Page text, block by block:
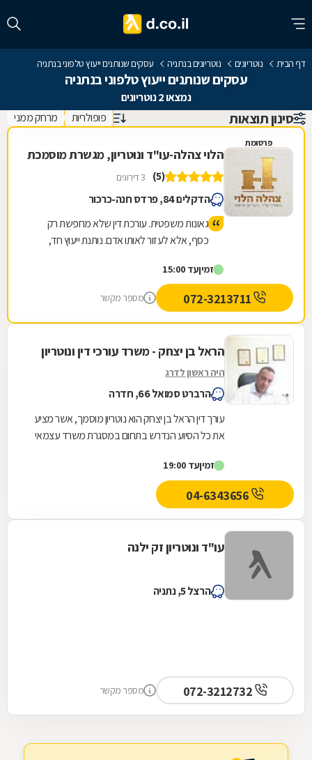
דף הבית נוטריונים נוטריונים בנתניה עסקים שנותנים ייעוץ טלפוני בנתניה
עסקים שנותנים ייעוץ טלפוני בנתניה
נמצאו 2 נוטריונים
סינון תוצאות פופולריות מרחק ממני
פרסומת
הלוי צהלה-עו"ד ונוטריון, מגשרת מוסמכת
(5) 3 דירוגים
הדקלים 84, פרדס חנה-כרכור
גאונות משפטית. עורכת דין שלא מחפשת רק
כסף, אלא לעזור לאותו אדם. נותנת ייעוץ חד,
ממליצה בחום ! אין כמוה :)
זמיןעד 15:00
מספר מקשר
הראל בן יצחק - משרד עורכי דין ונוטריון
היה ראשון לדרג
הרברט סמואל 66, חדרה
עורך דין הראל בן יצחק הוא נוטריון מוסמך, אשר מציע
את כל הסיוע הנדרש בתחום במסגרת משרד עצמאי
זמיןעד 19:00
עו"ד ונוטריון זק ילנה
הרצל 5, נתניה
מספר מקשר